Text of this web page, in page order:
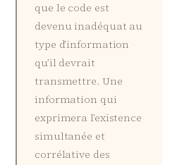
que le code est
devenu inadéquat au
type d’information
qu’il devrait
transmettre. Une
information qui
exprimera l’existence
simultanée et
corrélative des